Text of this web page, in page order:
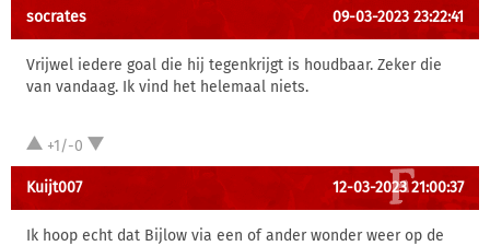
socrates 09-03-2023 23:22:41
Vrijwel iedere goal die hij tegenkrijgt is houdbaar. Zeker die
van vandaag. Ik vind het helemaal niets.
+1/-0
Kuijt007 12-03-2023 21:00:37
Ik hoop echt dat Bijlow via een of ander wonder weer op de